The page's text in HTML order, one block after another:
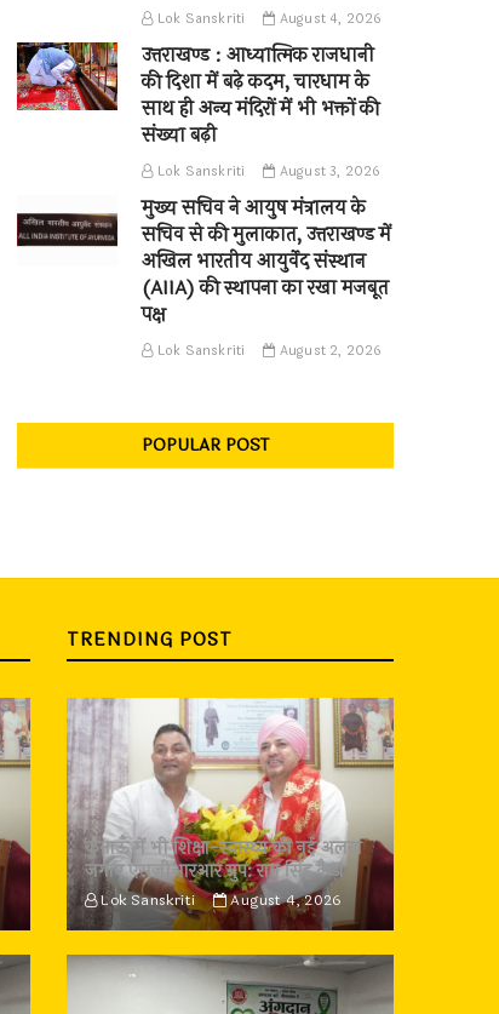
Lok Sanskriti August 4, 2026
उत्तराखण्ड : आध्यात्मिक राजधानी
की दिशा में बढ़े कदम, चारधाम के
साथ ही अन्य मंदिरों में भी भक्तों की
संख्या बढ़ी
Lok Sanskriti August 3, 2026
मुख्य सचिव ने आयुष मंत्रालय के
सचिव से की मुलाकात, उत्तराखण्ड में
अखिल भारतीय आयुर्वेद संस्थान
(AIIA) की स्थापना का रखा मजबूत
पक्ष
Lok Sanskriti August 2, 2026
POPULAR POST
TRENDING POST
कुमाऊँ में भी शिक्षा-स्वास्थ्य की नई अलख
जगाए एसजीआरआर ग्रुप: राम सिंह कैड़ा
Lok Sanskriti August 4, 2026